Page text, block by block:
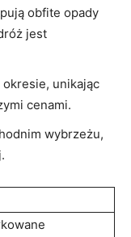
obfite opady
jest
unikając
cenami.
wybrzeżu,